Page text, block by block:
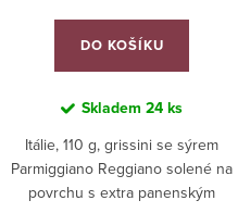
DO KOŠÍKU
Skladem 24 ks
Itálie, 110 g, grissini se sýrem
Parmiggiano Reggiano solené na
povrchu s extra panenským